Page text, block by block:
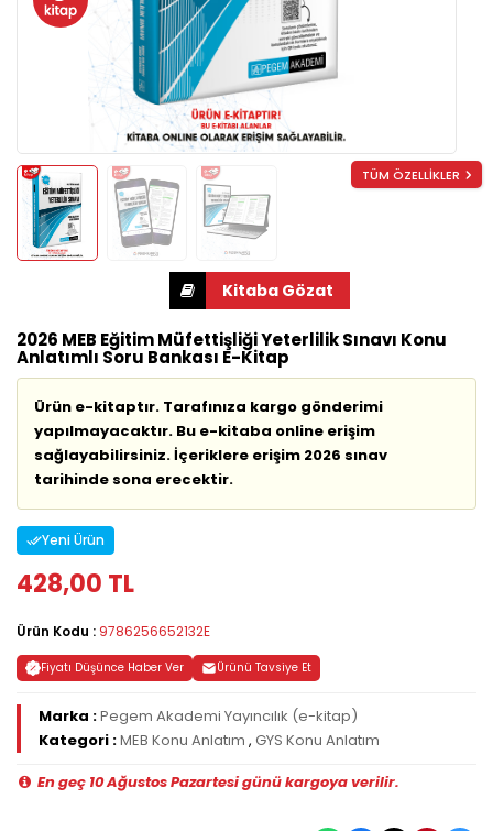
TÜM ÖZELLİKLER
2026 MEB Eğitim Müfettişliği Yeterlilik Sınavı Konu
Anlatımlı Soru Bankası E-Kitap
Ürün e-kitaptır. Tarafınıza kargo gönderimi
yapılmayacaktır. Bu e-kitaba online erişim
sağlayabilirsiniz. İçeriklere erişim 2026 sınav
tarihinde sona erecektir.
Yeni Ürün
428,00 TL
Ürün Kodu : 9786256652132E
Fiyatı Düşünce Haber Ver Ürünü Tavsiye Et
Marka :Pegem Akademi Yayıncılık (e-kitap)
Kategori :MEB Konu Anlatım , GYS Konu Anlatım
En geç 10 Ağustos Pazartesi günü kargoya verilir.